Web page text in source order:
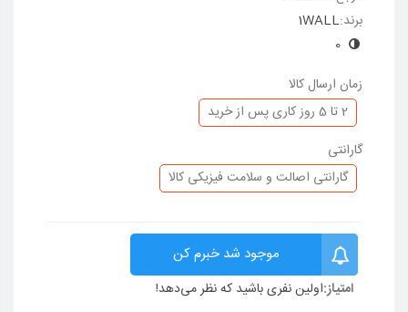
برند:1WALL
0
زمان ارسال کالا
2 تا 5 روز کاری پس از خرید
گارانتی
گارانتی اصالت و سلامت فیزیکی کالا
موجود شد خبرم کن
امتیاز:اولین نفری باشید که نظر می‌دهد!